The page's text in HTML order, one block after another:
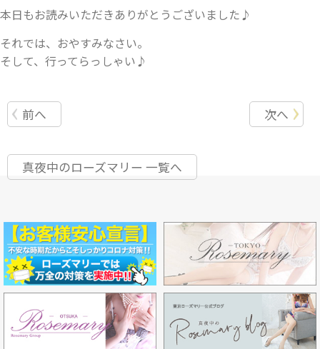
本日もお読みいただきありがとうございました♪
それでは、おやすみなさい。
そして、行ってらっしゃい♪
前へ 次へ
真夜中のローズマリー 一覧へ